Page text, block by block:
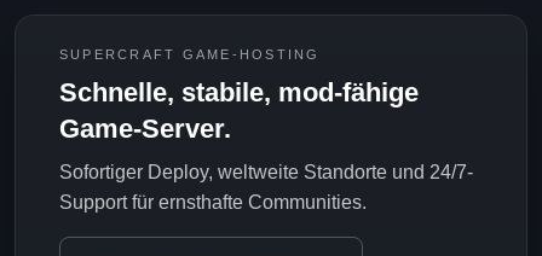
SUPERCRAFT GAME-HOSTING
Schnelle, stabile, mod-fähige
Game-Server.
Sofortiger Deploy, weltweite Standorte und 24/7-
Support für ernsthafte Communities.